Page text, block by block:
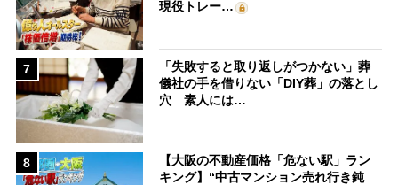
現役トレー…
7
「失敗すると取り返しがつかない」葬
儀社の手を借りない「DIY葬」の落とし
穴 素人には…
8
【大阪の不動産価格「危ない駅」ラン
キング】“中古マンション売れ行き鈍